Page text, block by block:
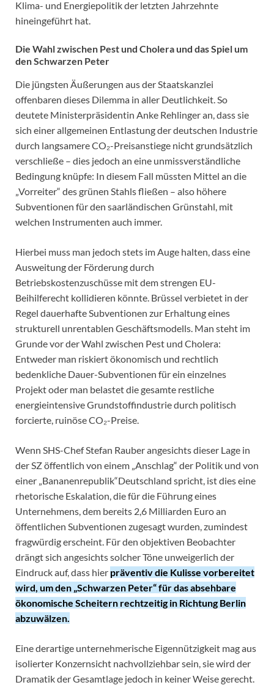
Klima- und Energiepolitik der letzten Jahrzehnte
hineingeführt hat.
Die Wahl zwischen Pest und Cholera und das Spiel um
den Schwarzen Peter
Die jüngsten Äußerungen aus der Staatskanzlei
offenbaren dieses Dilemma in aller Deutlichkeit. So
deutete Ministerpräsidentin Anke Rehlinger an, dass sie
sich einer allgemeinen Entlastung der deutschen Industrie
durch langsamere CO₂-Preisanstiege nicht grundsätzlich
verschließe – dies jedoch an eine unmissverständliche
Bedingung knüpfe: In diesem Fall müssten Mittel an die
„Vorreiter“ des grünen Stahls fließen – also höhere
Subventionen für den saarländischen Grünstahl, mit
welchen Instrumenten auch immer.
Hierbei muss man jedoch stets im Auge halten, dass eine
Ausweitung der Förderung durch
Betriebskostenzuschüsse mit dem strengen EU-
Beihilferecht kollidieren könnte. Brüssel verbietet in der
Regel dauerhafte Subventionen zur Erhaltung eines
strukturell unrentablen Geschäftsmodells. Man steht im
Grunde vor der Wahl zwischen Pest und Cholera:
Entweder man riskiert ökonomisch und rechtlich
bedenkliche Dauer-Subventionen für ein einzelnes
Projekt oder man belastet die gesamte restliche
energieintensive Grundstoffindustrie durch politisch
forcierte, ruinöse CO₂-Preise.
Wenn SHS-Chef Stefan Rauber angesichts dieser Lage in
der SZ öffentlich von einem „Anschlag“ der Politik und von
einer „Bananenrepublik“Deutschland spricht, ist dies eine
rhetorische Eskalation, die für die Führung eines
Unternehmens, dem bereits 2,6 Milliarden Euro an
öffentlichen Subventionen zugesagt wurden, zumindest
fragwürdig erscheint. Für den objektiven Beobachter
drängt sich angesichts solcher Töne unweigerlich der
Eindruck auf, dass hier präventiv die Kulisse vorbereitet
wird, um den „Schwarzen Peter“ für das absehbare
ökonomische Scheitern rechtzeitig in Richtung Berlin
abzuwälzen.
Eine derartige unternehmerische Eigennützigkeit mag aus
isolierter Konzernsicht nachvollziehbar sein, sie wird der
Dramatik der Gesamtlage jedoch in keiner Weise gerecht.